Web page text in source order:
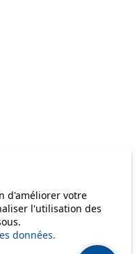
are listed above.
d'améliorer votre
l'utilisation des
données.